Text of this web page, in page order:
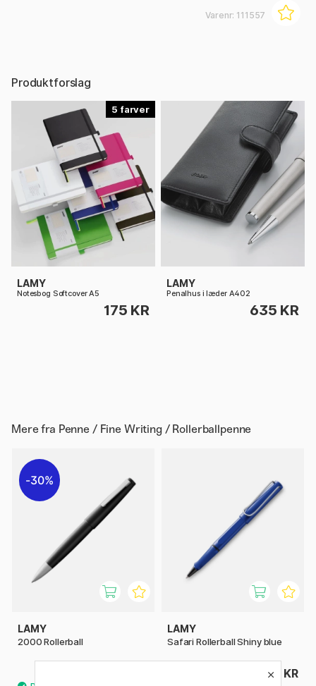
Varenr: 111557
Produktforslag
5
LAMY
Notesbog Softcover A5
175 KR
LAMY
Penalhus i læder A402
635 KR
Mere fra Penne / Fine Writing / Rollerballpenne
30%
LAMY
2000 Rollerball
LAMY
Safari Rollerball Shiny blue
159 KR